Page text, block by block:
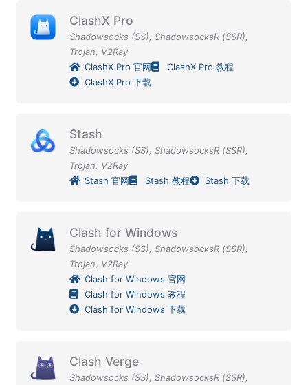
ClashX Pro
Shadowsocks (SS), ShadowsocksR (SSR),
Trojan, V2Ray
ClashX Pro 官网
ClashX Pro 教程
ClashX Pro 下载
Stash
Shadowsocks (SS), ShadowsocksR (SSR),
Trojan, V2Ray
Stash 官网
Stash 教程 Stash 下载
Clash for Windows
Shadowsocks (SS), ShadowsocksR (SSR),
Trojan, V2Ray
Clash for Windows 官网
Clash for Windows 教程
Clash for Windows 下载
Clash Verge
Shadowsocks (SS), ShadowsocksR (SSR),